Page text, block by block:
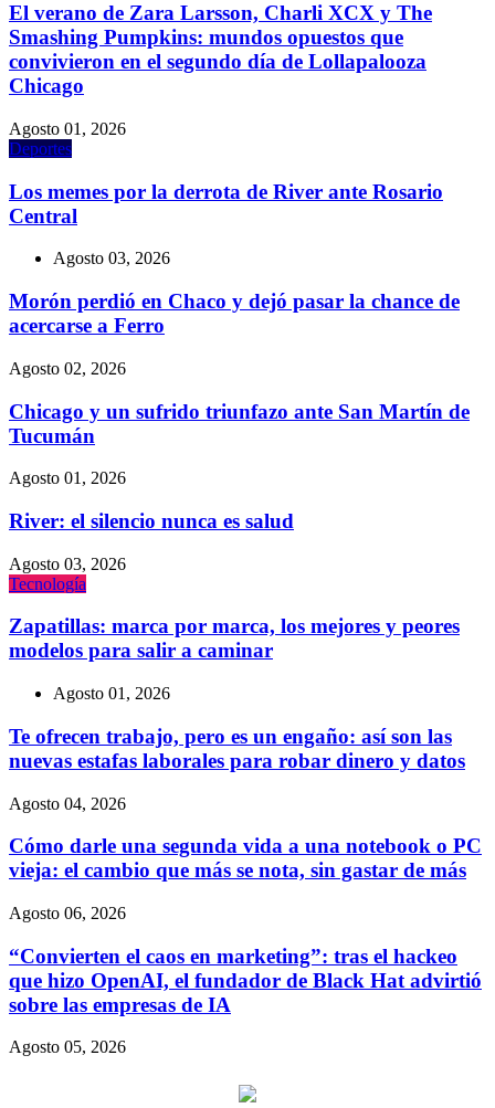
El verano de Zara Larsson, Charli XCX y The
Smashing Pumpkins: mundos opuestos que
convivieron en el segundo día de Lollapalooza
Chicago
Agosto 01, 2026
Deportes
Los memes por la derrota de River ante Rosario
Central
Agosto 03, 2026
Morón perdió en Chaco y dejó pasar la chance de
acercarse a Ferro
Agosto 02, 2026
Chicago y un sufrido triunfazo ante San Martín de
Tucumán
Agosto 01, 2026
River: el silencio nunca es salud
Agosto 03, 2026
Tecnologí­a
Zapatillas: marca por marca, los mejores y peores
modelos para salir a caminar
Agosto 01, 2026
Te ofrecen trabajo, pero es un engaño: así son las
nuevas estafas laborales para robar dinero y datos
Agosto 04, 2026
Cómo darle una segunda vida a una notebook o PC
vieja: el cambio que más se nota, sin gastar de más
Agosto 06, 2026
“Convierten el caos en marketing”: tras el hackeo
que hizo OpenAI, el fundador de Black Hat advirtió
sobre las empresas de IA
Agosto 05, 2026